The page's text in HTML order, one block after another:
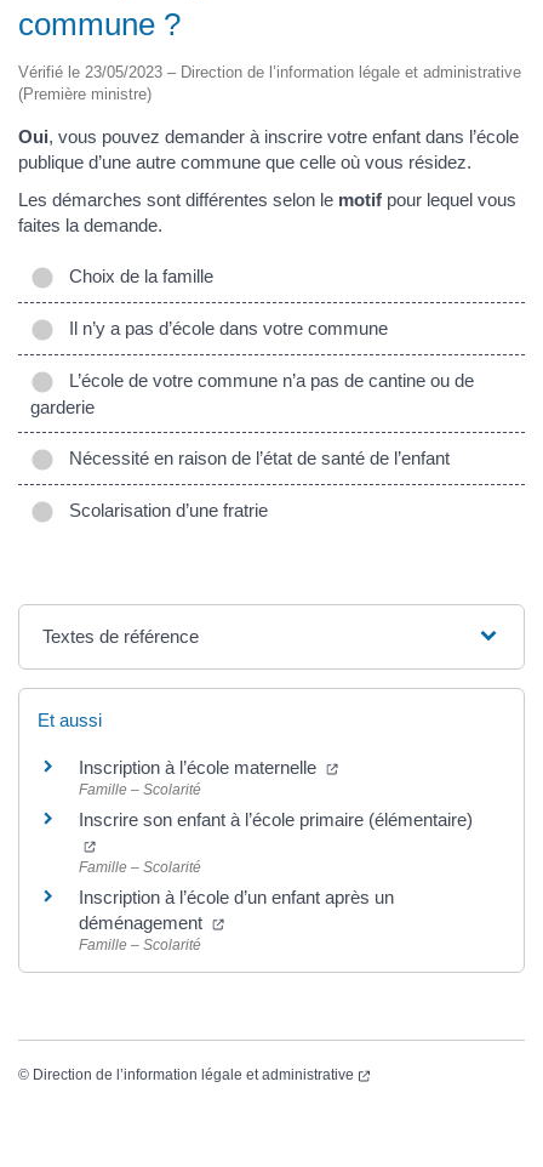
commune ?
Vérifié le 23/05/2023 – Direction de l’information légale et administrative
(Première ministre)
Oui, vous pouvez demander à inscrire votre enfant dans l’école
publique d’une autre commune que celle où vous résidez.
Les démarches sont différentes selon le motif pour lequel vous
faites la demande.
Choix de la famille
Il n’y a pas d’école dans votre commune
L’école de votre commune n’a pas de cantine ou de
garderie
Nécessité en raison de l’état de santé de l’enfant
Scolarisation d’une fratrie
Textes de référence
Et aussi
Inscription à l’école maternelle (ouverture dans un
Famille – Scolarité
Inscrire son enfant à l’école primaire (élémentaire)
(ouverture dans un nouvel onglet)
Famille – Scolarité
Inscription à l’école d’un enfant après un
déménagement
(ouverture dans un nouvel onglet)
Famille – Scolarité
© Direction de l’information légale et administrative (ouverture dans un